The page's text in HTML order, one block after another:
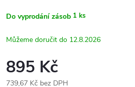
Do vyprodání zásob 1 ks
12.8.2026
895 Kč
739,67 Kč bez DPH